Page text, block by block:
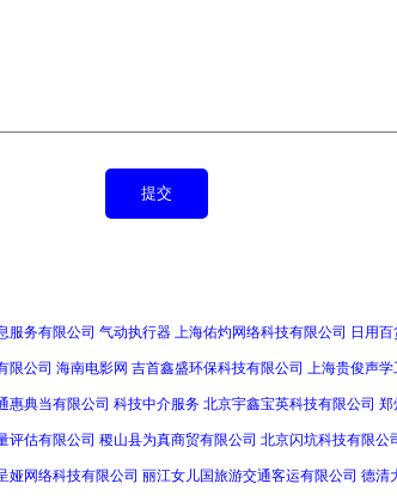
服务有限公司 气动执行器 上海佑灼网络科技有限公司 日用百
限公司 海南电影网 吉首鑫盛环保科技有限公司 上海贵俊声学
惠典当有限公司 科技中介服务 北京宇鑫宝英科技有限公司 郑
评估有限公司 稷山县为真商贸有限公司 北京闪坑科技有限公
娅网络科技有限公司 丽江女儿国旅游交通客运有限公司 德清